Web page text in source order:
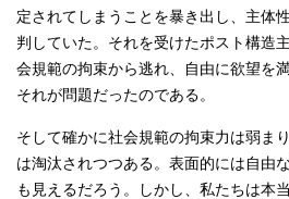
定されてしまうことを暴き出し、主体
判していた。それを受けたポスト構造
会規範の拘束から逃れ、自由に欲望を
それが問題だったのである。
そして確かに社会規範の拘束力は弱ま
は淘汰されつつある。表面的には自由
も見えるだろう。しかし、私たちは本